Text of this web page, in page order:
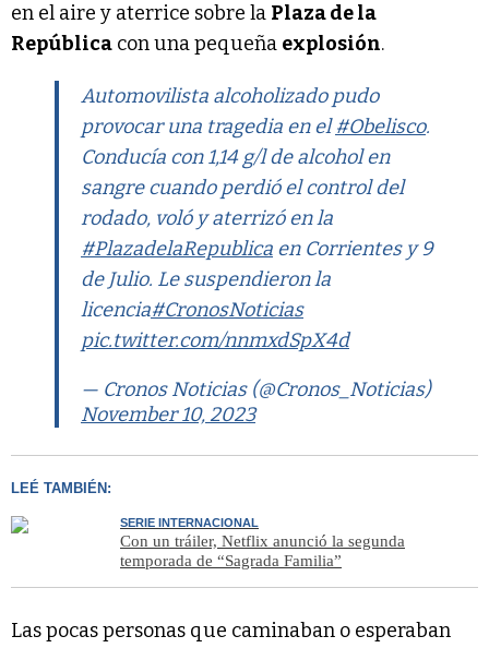
en el aire y aterrice sobre la Plaza de la
República con una pequeña explosión.
Automovilista alcoholizado pudo
provocar una tragedia en el#Obelisco.
Conducía con 1,14 g/l de alcohol en
sangre cuando perdió el control del
rodado, voló y aterrizó en la
#PlazadelaRepublica en Corrientes y 9
de Julio. Le suspendieron la
licencia#CronosNoticias
pic.twitter.com/nnmxdSpX4d
— Cronos Noticias (@Cronos_Noticias)
November 10, 2023
LEÉ TAMBIÉN:
SERIE INTERNACIONAL
Con un tráiler, Netflix anunció la segunda
temporada de “Sagrada Familia”
Las pocas personas que caminaban o esperaban